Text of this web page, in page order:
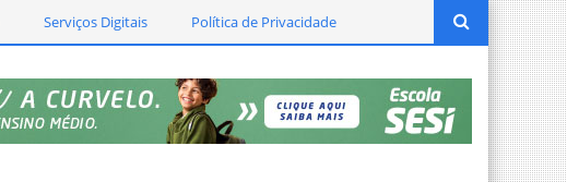
Serviços Digitais Política de Privacidade